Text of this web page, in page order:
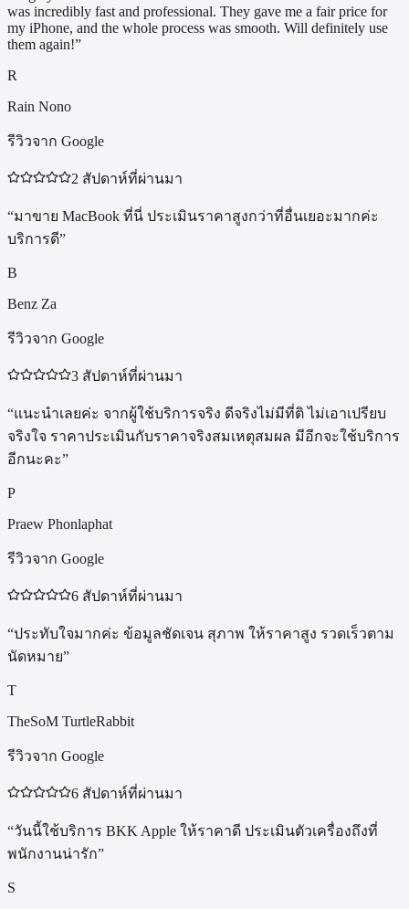
was incredibly fast and professional. They gave me a fair price for
my iPhone, and the whole process was smooth. Will definitely use
them again!”
R
Rain Nono
รีวิวจาก Google
2 สัปดาห์ที่ผ่านมา
“มาขาย MacBook ที่นี่ ประเมินราคาสูงกว่าที่อื่นเยอะมากค่ะ
บริการดี”
B
Benz Za
รีวิวจาก Google
3 สัปดาห์ที่ผ่านมา
“แนะนำเลยค่ะ จากผู้ใช้บริการจริง ดีจริงไม่มีที่ติ ไม่เอาเปรียบ
จริงใจ ราคาประเมินกับราคาจริงสมเหตุสมผล มีอีกจะใช้บริการ
อีกนะคะ”
P
Praew Phonlaphat
รีวิวจาก Google
6 สัปดาห์ที่ผ่านมา
“ประทับใจมากค่ะ ข้อมูลชัดเจน สุภาพ ให้ราคาสูง รวดเร็วตาม
นัดหมาย”
T
TheSoM TurtleRabbit
รีวิวจาก Google
6 สัปดาห์ที่ผ่านมา
“วันนี้ใช้บริการ BKK Apple ให้ราคาดี ประเมินตัวเครื่องถึงที่
พนักงานน่ารัก”
S